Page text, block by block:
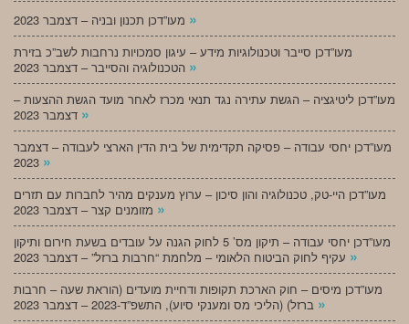
»
מעו”דכן סייבר וטכנולוגיות מידע – עיגון סמכויות נרחבות לשב”כ בזירת
»
מעו”דכן ליטיגציה – הגשת עתירה נגד תנאי מכרז לאחר מועד הגשת ההצעות –
»
מעו”דכן יחסי עבודה – פסיקה תקדימית של בית הדין הארצי לעבודה – דצמבר
»
מעו”דכן היי-טק, טכנולוגיה והון סיכון – ערוץ מענקים מהיר לחברות עם תזרים
»
מעו”דכן יחסי עבודה – תיקון מס’ 5 לחוק הגנה על עובדים בשעת חירום ותיקון
»
מעו”דכן מיסים – חוק הארכת תקופות ודחיית מועדים (הוראת שעה – חרבות
»